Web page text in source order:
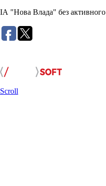
ІА "Нова Влада" без
Scroll